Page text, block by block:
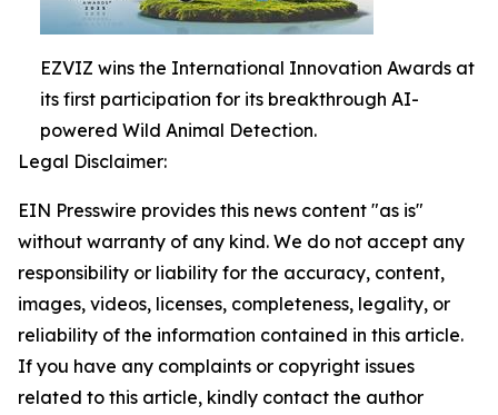
EZVIZ wins the International Innovation Awards at
its first participation for its breakthrough AI-
powered Wild Animal Detection.
Legal Disclaimer:
EIN Presswire provides this news content "as is"
without warranty of any kind. We do not accept any
responsibility or liability for the accuracy, content,
images, videos, licenses, completeness, legality, or
reliability of the information contained in this article.
If you have any complaints or copyright issues
related to this article, kindly contact the author